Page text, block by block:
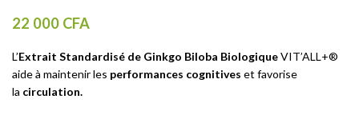
22 000 CFA
L’Extrait Standardisé de Ginkgo Biloba BiologiqueVIT’ALL+®
aide à maintenir les performances cognitives et favorise
la circulation.